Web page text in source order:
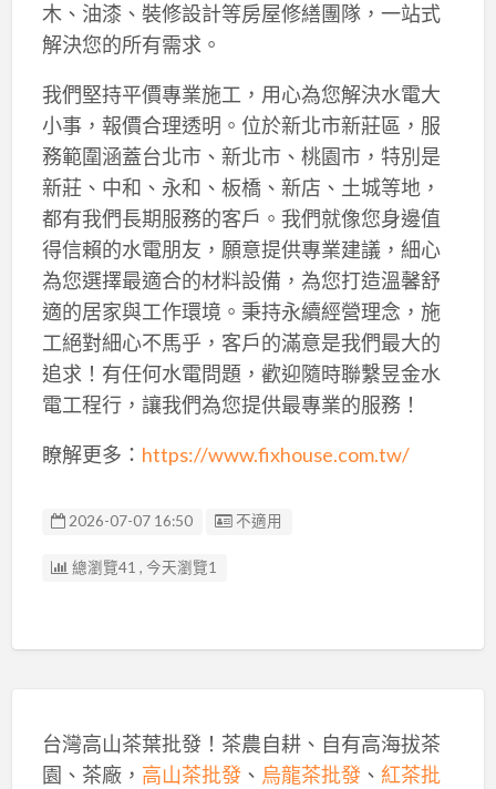
木、油漆、裝修設計等房屋修繕團隊，一站式
解決您的所有需求。
我們堅持平價專業施工，用心為您解決水電大
小事，報價合理透明。位於新北市新莊區，服
務範圍涵蓋台北市、新北市、桃園市，特別是
新莊、中和、永和、板橋、新店、土城等地，
都有我們長期服務的客戶。我們就像您身邊值
得信賴的水電朋友，願意提供專業建議，細心
為您選擇最適合的材料設備，為您打造溫馨舒
適的居家與工作環境。秉持永續經營理念，施
工絕對細心不馬乎，客戶的滿意是我們最大的
追求！有任何水電問題，歡迎隨時聯繫昱金水
電工程行，讓我們為您提供最專業的服務！
瞭解更多： https://www.fixhouse.com.tw/
2026-07-07 16:50 廣告编號
不適用
總瀏覽41 , 今天瀏覽1
台灣高山茶葉批發！茶農自耕、自有高海拔茶
園、茶廠， 高山茶批發、 烏龍茶批發、 紅茶批